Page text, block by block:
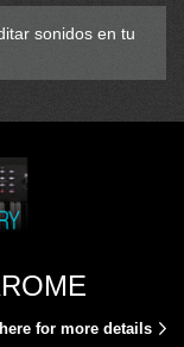
sonidos en tu
for more details